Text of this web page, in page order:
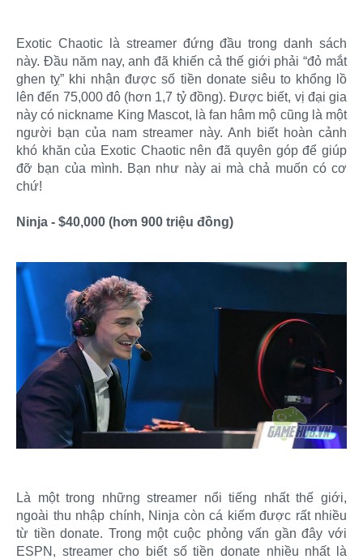
Exotic Chaotic là streamer đứng đầu trong danh sách
này. Đầu năm nay, anh đã khiến cả thế giới phải “đỏ mắt
ghen tỵ” khi nhận được số tiền donate siêu to khổng lồ
lên đến 75,000 đô (hơn 1,7 tỷ đồng). Được biết, vị đại gia
này có nickname King Mascot, là fan hâm mộ cũng là một
người bạn của nam streamer này. Anh biết hoàn cảnh
khó khăn của Exotic Chaotic nên đã quyên góp để giúp
đỡ bạn của mình. Bạn như này ai mà chả muốn có cơ
chứ!
Ninja - $40,000 (hơn 900 triệu đồng)
Là một trong những streamer nổi tiếng nhất thế giới,
ngoài thu nhập chính, Ninja còn cá kiếm được rất nhiều
từ tiền donate. Trong một cuộc phỏng vấn gần đây với
ESPN, streamer cho biết số tiền donate nhiều nhất là